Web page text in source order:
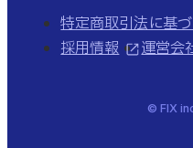
特定商取引法に基
採用情報
運営会
© FIX